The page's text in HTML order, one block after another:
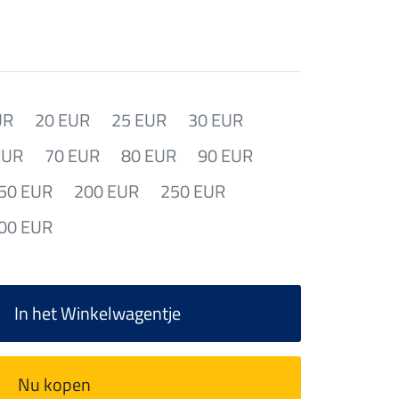
20 EUR 25 EUR
30 EUR
70 EUR 80 EUR
90 EUR
EUR
200 EUR
250 EUR
EUR
In het Winkelwagentje
Nu kopen